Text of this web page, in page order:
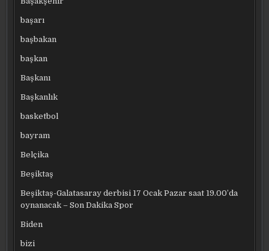
başarı
başbakan
başkan
Başkanı
Başkanlık
basketbol
bayram
Belçika
Beşiktaş
Beşiktaş-Galatasaray derbisi 17 Ocak Pazar saat 19.00’da
oynanacak – Son Dakika Spor
Biden
bizi